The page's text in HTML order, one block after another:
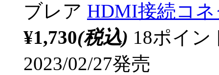
ブレア HDMI接続コ
¥1,730(税込) 18ポイ
2023/02/27発売